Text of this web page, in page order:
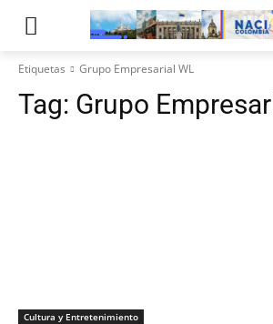
Etiquetas Grupo Empresarial WL
Tag: Grupo
Cultura y Entretenimiento